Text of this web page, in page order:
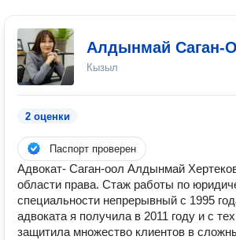
Алдынмай Саган-
Кызыл
2 оценки
Паспорт проверен
Адвокат- Саган-оол Алдынмай
области права. Стаж работы по
специальности непрерывный с 1995
адвоката я получила в 2011 году и с
защитила множество клиентов в